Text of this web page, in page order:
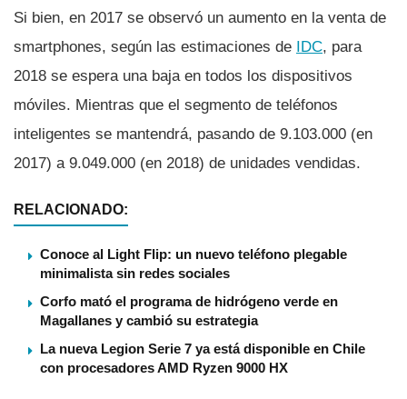
Si bien, en 2017 se observó un aumento en la venta de
smartphones, según las estimaciones de IDC, para
2018 se espera una baja en todos los dispositivos
móviles. Mientras que el segmento de teléfonos
inteligentes se mantendrá, pasando de 9.103.000 (en
2017) a 9.049.000 (en 2018) de unidades vendidas.
RELACIONADO:
Conoce al Light Flip: un nuevo teléfono plegable
minimalista sin redes sociales
Corfo mató el programa de hidrógeno verde en
Magallanes y cambió su estrategia
La nueva Legion Serie 7 ya está disponible en Chile
con procesadores AMD Ryzen 9000 HX